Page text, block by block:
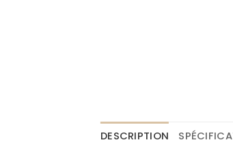
DESCRIPTION